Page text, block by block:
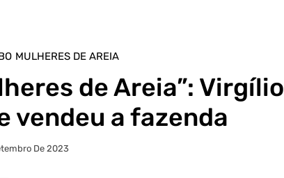
MULHERES DE AREIA
de Areia”: Virgílio
vendeu a fazenda
De 2023